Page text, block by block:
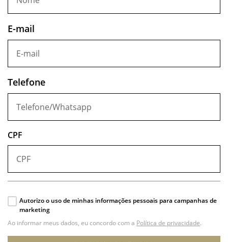
E-mail
Telefone
CPF
Autorizo o uso de minhas informações pessoais para campanhas de
marketing
Ao informar meus dados, eu concordo com a Política de privacidade.